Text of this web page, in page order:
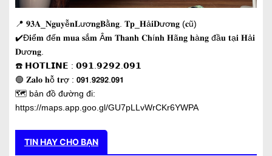
📍 𝟗𝟑𝐀_𝐍𝐠𝐮𝐲ễ𝐧𝐋ươ𝐧𝐠𝐁ằ𝐧𝐠. 𝐓𝐩_𝐇ả𝐢𝐃ươ𝐧𝐠 (𝐜ũ)
✔️Đ𝐢ể𝐦 đế𝐧 𝐦𝐮𝐚 𝐬ắ𝐦 Â𝐦 𝐓𝐡𝐚𝐧𝐡 𝐂𝐡í𝐧𝐡 𝐇ã𝐧𝐠 𝐡à𝐧𝐠 đầ𝐮 𝐭ạ𝐢 𝐇ả𝐢
𝐃ươ𝐧𝐠.
☎️ 𝗛𝗢𝗧𝗟𝗜𝗡𝗘 : 𝟬𝟵𝟭.𝟵𝟮𝟵𝟮.𝟬𝟵𝟭
🟢 𝐙𝐚𝐥𝐨 𝐡ỗ 𝐭𝐫ợ : 𝟬𝟵𝟭.𝟵𝟮𝟵𝟮.𝟬𝟵𝟭
🗺️ bản đồ đường đi:
https://maps.app.goo.gl/GU7pLLvWrCKr6YWPA
TIN HAY CHO BẠN